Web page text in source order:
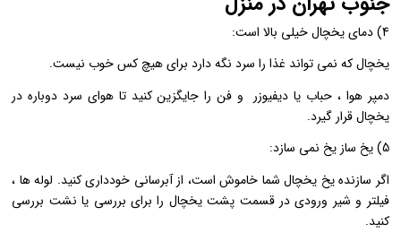
4) دمای یخچال خیلی بالا است:
یخچال که نمی تواند غذا را سرد نگه دارد برای هیچ کس خوب نیست.
دمپر هوا ، حباب یا دیفیوزر و فن را جایگزین کنید تا هوای سرد دوباره در
یخچال قرار گیرد.
5) یخ ساز یخ نمی سازد:
اگر سازنده یخ یخچال شما خاموش است، از آبرسانی خودداری کنید. لوله ها ،
فیلتر و شیر ورودی در قسمت پشت یخچال را برای بررسی یا نشت بررسی
کنید.